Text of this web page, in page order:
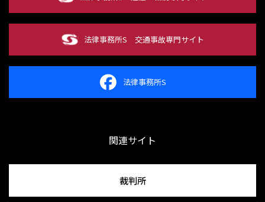
法律事務所S 交通事故専門サイト
法律事務所S
関連サイト
裁判所